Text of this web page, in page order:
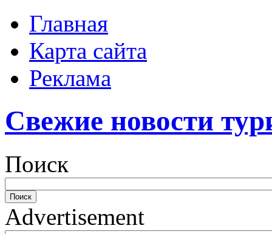
Главная
Карта сайта
Реклама
Свежие новости
Поиск
Advertisement